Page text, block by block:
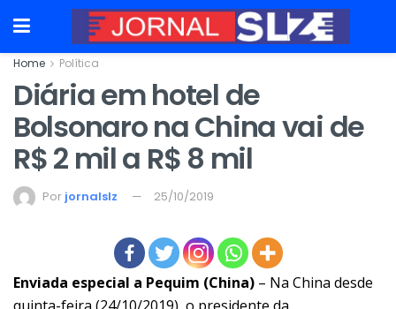
Home Política
Diária em hotel de
Bolsonaro na China vai de
R$ 2 mil a R$ 8 mil
Por jornalslz 25/10/2019
Enviada especial a Pequim (China) – Na China desde